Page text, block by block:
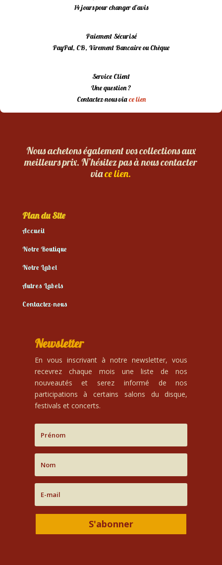
14 jours pour changer d’avis
Paiement Sécurisé
PayPal, CB, Virement Bancaire ou Chèque
Service Client
Une question ?
Contactez-nous viace lien
Nous achetons également vos collections aux
meilleurs prix. N’hésitez pas à nous contacter
viace lien.
Plan du Site
Accueil
Notre Boutique
Notre Label
Autres Labels
Contactez-nous
Newsletter
En vous inscrivant à notre newsletter, vous
recevrez chaque mois une liste de nos
nouveautés et serez informé de nos
participations à certains salons du disque,
festivals et concerts.
S'abonner